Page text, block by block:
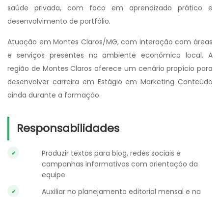
saúde privada, com foco em aprendizado prático e
desenvolvimento de portfólio.
Atuação em Montes Claros/MG, com interação com áreas
e serviços presentes no ambiente econômico local. A
região de Montes Claros oferece um cenário propício para
desenvolver carreira em Estágio em Marketing Conteúdo
ainda durante a formação.
Responsabilidades
Produzir textos para blog, redes sociais e
campanhas informativas com orientação da
equipe
Auxiliar no planejamento editorial mensal e na